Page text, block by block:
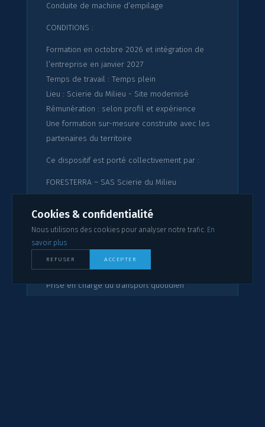
Conduite de machine d’empilage
CONDITIONS :
Formation en octobre 2026 et intégration de
l’entreprise en janvier 2027
Temps de travail : Temps plein
Lieu : Scierie du Milieu - Site modernisé
Rémunération : selon profil et expérience
Une formation sur-mesure construite avec les
partenaires du territoire
Ce dispositif est porté collectivement par :
FORESTERRA – SAS Scierie du Milieu
Le Campus de la CCI du Cantal à Saint-Flour
France Travail
La Région Auvergne-Rhône-Alpes
L’Agence Auvergne-Rhône-Alpes Entreprises
AVANTAGES :
Prise en charge du transport quotidien
Cookies & confidentialité
Nous utilisons des cookies pour analyser notre trafic. En
savoir plus
REFUSER ACCEPTER